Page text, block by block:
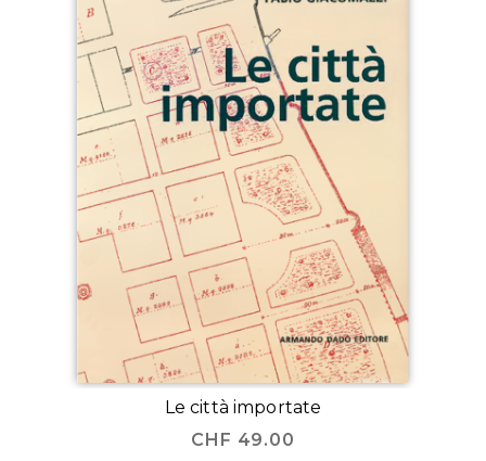
Le città importate
CHF 49.00